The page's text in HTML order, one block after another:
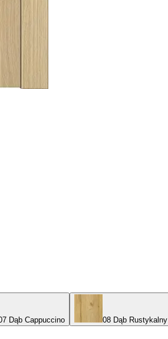
Dąb Cappuccino 08 Dąb Rustykalny